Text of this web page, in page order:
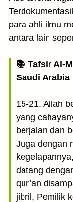
para ahli ilmu
antara lain
📚 Tafsir Al-
Saudi Arabia
15-21. Allah
yang
berjalan dan
Juga dengan
datang
qur’an
jibril, Pemilik